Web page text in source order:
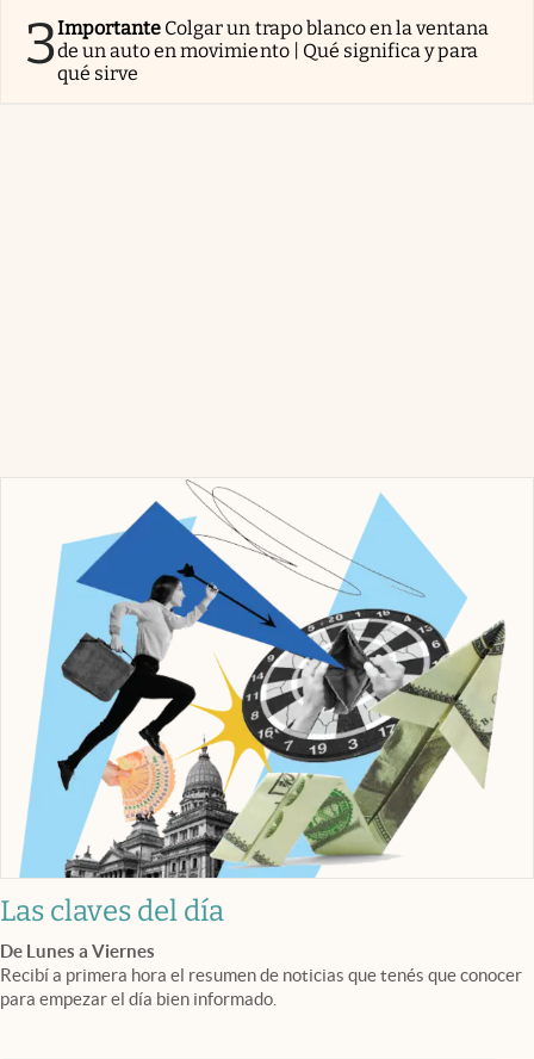
3Importante Colgar un trapo blanco en la ventana
de un auto en movimiento | Qué significa y para
qué sirve
Las claves del día
De Lunes a Viernes
Recibí a primera hora el resumen de noticias que tenés que conocer
para empezar el día bien informado.